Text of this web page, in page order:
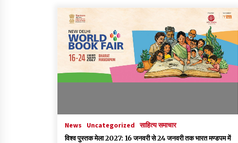
o
o
k
er sA
p
l
dI
n
er e
News Uncategorized
साहित्य समाचार
विश्व पुस्तक मेला 2027: 16 जनवरी से 24 जनवरी तक भारत मण्डपम में